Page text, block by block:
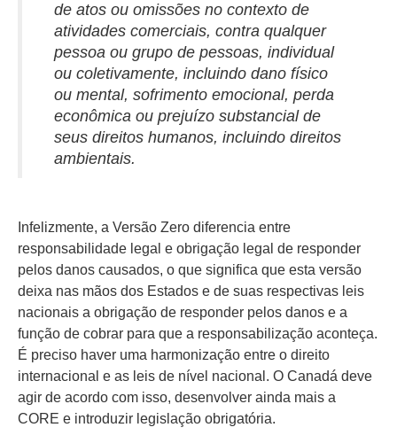
de atos ou omissões no contexto de
atividades comerciais, contra qualquer
pessoa ou grupo de pessoas, individual
ou coletivamente, incluindo dano físico
ou mental, sofrimento emocional, perda
econômica ou prejuízo substancial de
seus direitos humanos, incluindo direitos
ambientais.
Infelizmente, a Versão Zero diferencia entre
responsabilidade legal e obrigação legal de responder
pelos danos causados, o que significa que esta versão
deixa nas mãos dos Estados e de suas respectivas leis
nacionais a obrigação de responder pelos danos e a
função de cobrar para que a responsabilização aconteça.
É preciso haver uma harmonização entre o direito
internacional e as leis de nível nacional. O Canadá deve
agir de acordo com isso, desenvolver ainda mais a
CORE e introduzir legislação obrigatória.